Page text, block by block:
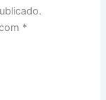
*